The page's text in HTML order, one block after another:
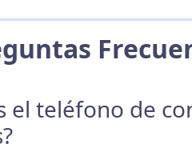
el teléfono de